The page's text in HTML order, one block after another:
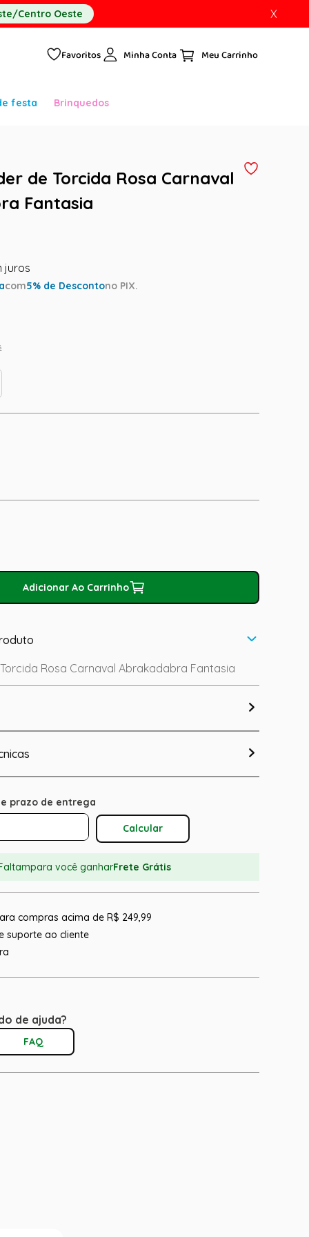
Centro Oeste X
Favoritos Minha Conta
festa Brinquedos
de Torcida Rosa Carnaval
Fantasia
com5% de Descontono PIX.
Adicionar Ao Carrinho
Rosa Carnaval Abrakadabra Fantasia
Calcular O Frete
para você ganharFrete Grátis
compras acima de R$ 249,99
suporte ao cliente
de ajuda?
FAQ